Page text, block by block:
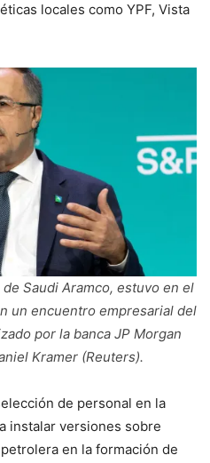
locales como YPF, Vista
Saudi Aramco, estuvo en el
un encuentro empresarial del
por la banca JP Morgan
Kramer (Reuters).
de personal en la
instalar versiones sobre
en la formación de